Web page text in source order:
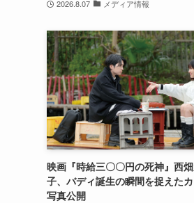
2026.8.07 メディア情報
映画『時給三〇〇円の死神』西
子、バディ誕生の瞬間を捉えた
写真公開